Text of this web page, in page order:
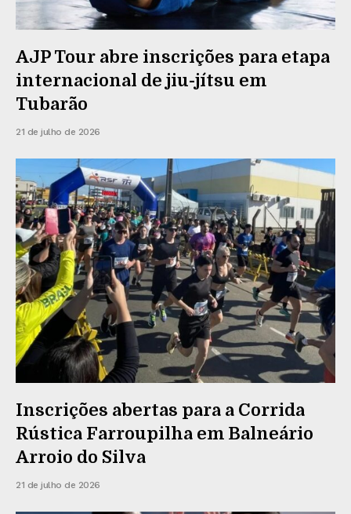
AJP Tour abre inscrições para etapa
internacional de jiu-jítsu em
Tubarão
21 de julho de 2026
Inscrições abertas para a Corrida
Rústica Farroupilha em Balneário
Arroio do Silva
21 de julho de 2026